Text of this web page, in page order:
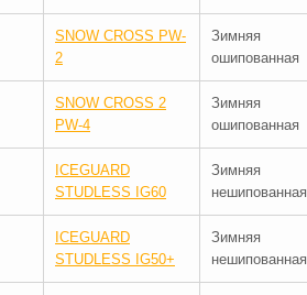
SNOW CROSS PW-
2
Зимняя
ошипованная
SNOW CROSS 2
PW-4
Зимняя
ошипованная
ICEGUARD
STUDLESS IG60
Зимняя
нешипованная
ICEGUARD
STUDLESS IG50+
Зимняя
нешипованная